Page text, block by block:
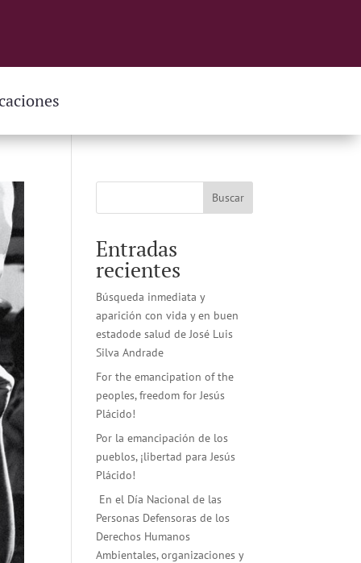
Buscar
Entradas
recientes
Búsqueda inmediata y
aparición con vida y en buen
estadode salud de José Luis
Silva Andrade
For the emancipation of the
peoples, freedom for Jesús
Plácido!
Por la emancipación de los
pueblos, ¡libertad para Jesús
Plácido!
En el Día Nacional de las
Personas Defensoras de los
Derechos Humanos
Ambientales, organizaciones y